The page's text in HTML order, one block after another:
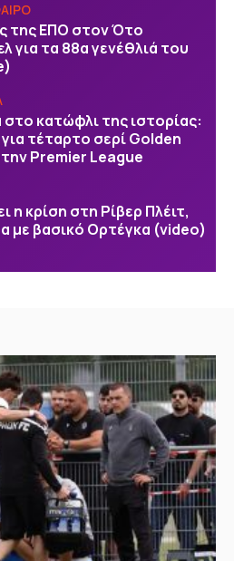
της EΠΟ στον Ότο
για τα 88α γενέθλιά του
στο κατώφλι της ιστορίας:
τέταρτο σερί Golden
Premier League
η κρίση στη Ρίβερ Πλέιτ,
με βασικό Ορτέγκα (video)